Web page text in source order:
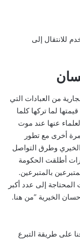
للانتقال إلى
من العبادات التي
لما تركها كلما
عنها عند موت
مرة أخرى مع تطور
الخيري وطرق التواصل
أطلقت الحكومة
بالمتبرعين.
إلى عدد أكبر
الخيرية “من هنا.
على طريقة التبرع